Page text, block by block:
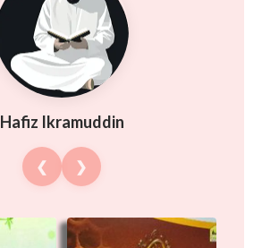
Hafiz Ikramuddin
❮ ❯